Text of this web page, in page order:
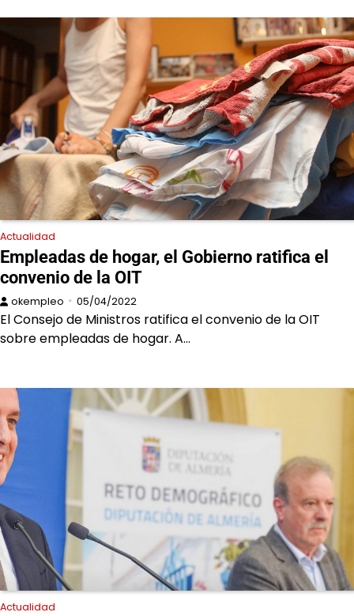
Actualidad
Empleadas de hogar, el Gobierno ratifica el
convenio de la OIT
okempleo 05/04/2022
El Consejo de Ministros ratifica el convenio de la OIT
sobre empleadas de hogar. A…
Actualidad